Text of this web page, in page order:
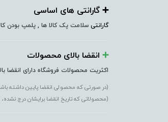
➕️ گارانتی های اساسی
گارانتی سلامت پک کالا ها , پلمپ بودن
➕️ انقضا بالای محصولات
اکثریت محصولات فروشگاه دارای انقضا
(در صورتی که محصولی انقضا پایین داشته
(محصولاتی که تاریخ انقضا برایشان درج نشده،